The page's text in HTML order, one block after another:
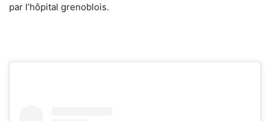
par l’hôpital grenoblois.